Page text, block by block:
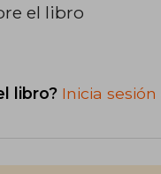
el libro
libro? Inicia sesión